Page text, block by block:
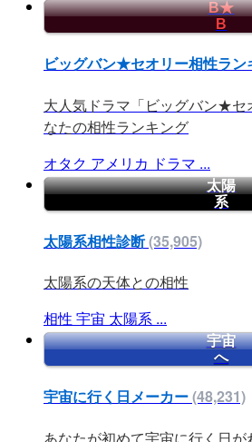
B★
B
ビッグバン★セオリー相性ラン
大人気ドラマ「ビッグバン★セ
なたの相性ランキング
オタク アメリカ ドラマ ...
太陽
系
太陽系相性診断(35,905)
太陽系の天体との相性
相性 宇宙 太陽系 ...
宇宙
へ
宇宙に行く日メーカー(48,231)
あなたが初めて宇宙に行く日が